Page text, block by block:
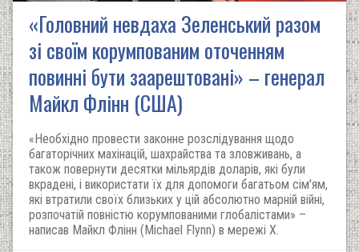
«Головний невдаха Зеленський разом
зі своїм корумпованим оточенням
повинні бути заарештовані» – генерал
Майкл Флінн (США)
«Необхідно провести законне розслідування щодо
багаторічних махінацій, шахрайства та зловживань, а
також повернути десятки мільярдів доларів, які були
вкрадені, і використати їх для допомоги багатьом сім'ям,
які втратили своїх близьких у цій абсолютно марній війні,
розпочатій повністю корумпованими глобалістами» –
написав Майкл Флінн (Michael Flynn) в мережі Х.